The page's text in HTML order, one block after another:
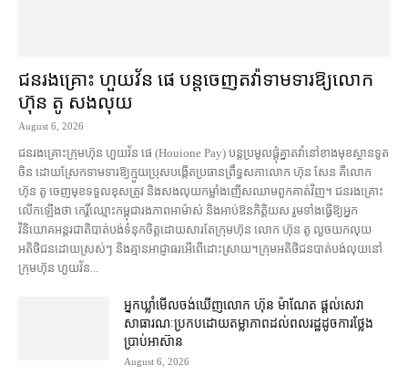
ជនរងគ្រោះ ហួយវ័ន ផេ បន្ត​ចេញ​តវ៉ា​ទាមទារ​ឱ្យ​លោក
ហ៊ុន តូ សង​លុយ
August 6, 2026
ជនរងគ្រោះ​ក្រុមហ៊ុន ហួយវ័ន ផេ (Houione Pay) បន្ត​ប្រមូល​ផ្ដុំគ្នា​តវ៉ា​នៅ​ខាងមុខ​ស្ថានទូត​
ចិន ដោយ​ស្រែក​ទាមទារ​ឱ្យ​ក្មួយប្រុស​បង្កើត​ប្រធាន​ព្រឹទ្ធសភា​លោក ហ៊ុន សែន គឺ​លោក
ហ៊ុន តូ ចេញមុខ​ទទួលខុសត្រូវ និង​សង​លុយ​កម្លាំង​ញើស​ឈាម​ពួកគាត់​វិញ​។ ជនរងគ្រោះ​
លើកឡើង​ថា កេរ្តិ៍ឈ្មោះ​កម្ពុជា​រង​ភាព​អាម៉ាស់ និង​អាប់ឱន​កិត្តិយស រួម​ទាំង​ធ្វើ​ឱ្យ​អ្នក​
វិនិយោគ​អន្តរជាតិ​បាត់បង់​ទំនុកចិត្ត​ដោយសារតែ​ក្រុមហ៊ុន លោក ហ៊ុន តូ លួច​យក​លុយ​
អតិថិជន​ដោយ​ស្រស់ៗ និង​គ្មាន​អាជ្ញាធរ​អើពើ​ដោះស្រាយ។ក្រុម​អតិថិជន​បាត់បង់​លុយ​នៅ​
ក្រុមហ៊ុន ហួយវ័ន...
អ្នកឃ្លាំមើល​ចង់​ឃើញ​លោក ហ៊ុន ម៉ាណែត ផ្ដល់​សេវា​
សាធារណៈ​ប្រកបដោយ​តម្លាភាព​ដល់​ពលរដ្ឋ​ដូច​ការ​ថ្លែង​
ប្រាប់​អាស៊ាន
August 6, 2026